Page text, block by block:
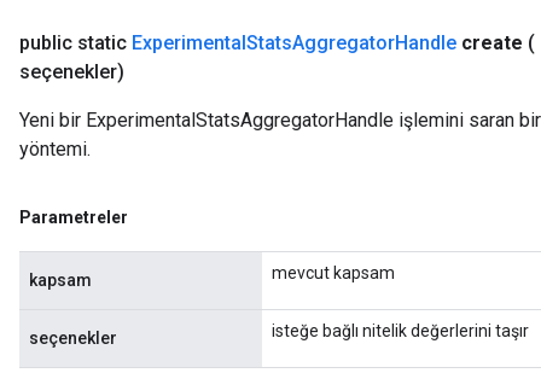
public static ExperimentalStatsAggregatorHandle create (
seçenekler)
Yeni bir ExperimentalStatsAggregatorHandle işlemini saran
yöntemi.
Parametreler
kapsam mevcut kapsam
seçenekler isteğe bağlı nitelik değerlerini taşır